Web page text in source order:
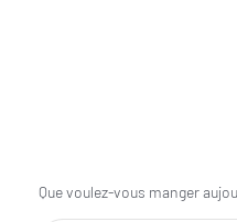
Que voulez-vous manger